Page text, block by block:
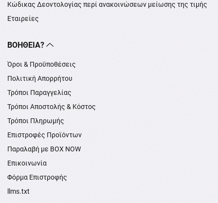
Κώδικας Δεοντολογίας περί ανακοινώσεων μείωσης της τιμής
Εταιρείες
ΒΟΉΘΕΙΑ?
Όροι & Προϋποθέσεις
Πολιτική Απορρήτου
Τρόποι Παραγγελίας
Τρόποι Αποστολής & Κόστος
Τρόποι Πληρωμής
Επιστροφές Προϊόντων
Παραλαβή με BOX NOW
Επικοινωνία
Φόρμα Επιστροφής
llms.txt